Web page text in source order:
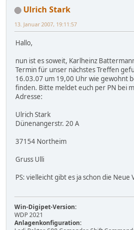
Ulrich Stark
13. Januar 2007, 19:11:57
Hallo,
nun ist es soweit, Karlheinz
Termin für unser nächstes Treffen
16.03.07 um 19,00 Uhr wie gewohnt
finden. Bitte meldet euch per PN bei
Adresse:
Ulrich Stark
Dünenangerstr. 20 A
37154 Northeim
Gruss Ulli
PS: vielleicht gibt es ja schon die Neue
Win-Digipet-Version:
WDP 2021
Anlagenkonfiguration: